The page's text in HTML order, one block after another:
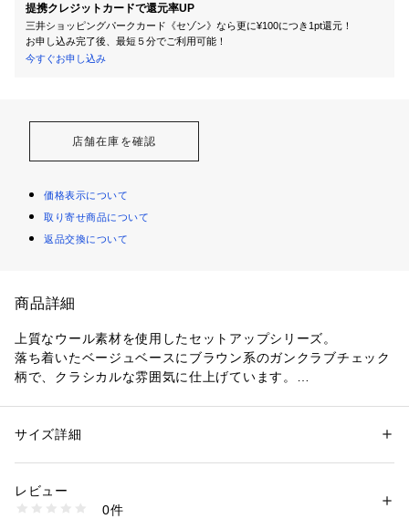
提携クレジットカードで還元率UP
三井ショッピングパークカード《セゾン》なら更に¥100につき1pt還元！
お申し込み完了後、最短５分でご利用可能！
今すぐお申し込み
店舗在庫を確認
価格表示について
取り寄せ商品について
返品交換について
商品詳細
上質なウール素材を使用したセットアップシリーズ。
落ち着いたベージュベースにブラウン系のガンクラブチェック
柄で、クラシカルな雰囲気に仕上げています。
すっきりとしたウエストデザインでトップスをインすれば女性
ん、ニットを合わせてカジュアルダウンするなど、スタイリン
グ次第で幅広いシーンに活躍してくれるアイテム。
性別：レディース
素材：表地：ウール84％　ナイロン16％　裏地：キュプラ
洗濯：洗濯不可、漂白不可、タンブル乾燥不可、アイロン仕上げ可、ドラ
イ可、ウエットクリーニング不可
サイズ詳細
レビュー
0件